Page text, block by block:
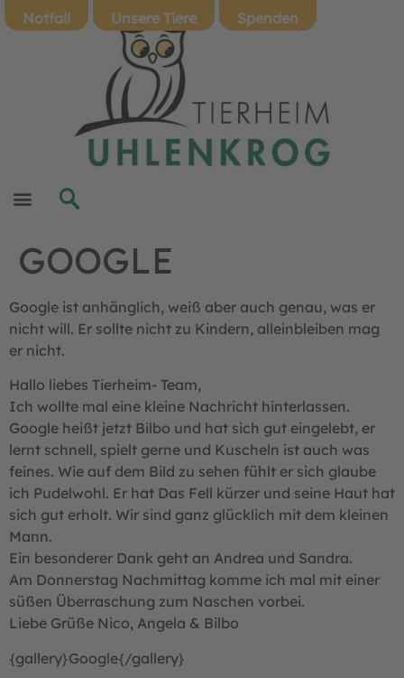
Notfall Unsere Tiere Spenden
GOOGLE
Google ist anhänglich, weiß aber auch genau, was er
nicht will. Er sollte nicht zu Kindern, alleinbleiben mag
er nicht.
Hallo liebes Tierheim- Team,
Ich wollte mal eine kleine Nachricht hinterlassen.
Google heißt jetzt Bilbo und hat sich gut eingelebt, er
lernt schnell, spielt gerne und Kuscheln ist auch was
feines. Wie auf dem Bild zu sehen fühlt er sich glaube
ich Pudelwohl. Er hat Das Fell kürzer und seine Haut hat
sich gut erholt. Wir sind ganz glücklich mit dem kleinen
Mann.
Ein besonderer Dank geht an Andrea und Sandra.
Am Donnerstag Nachmittag komme ich mal mit einer
süßen Überraschung zum Naschen vorbei.
Liebe Grüße Nico, Angela & Bilbo
{gallery}Google{/gallery}